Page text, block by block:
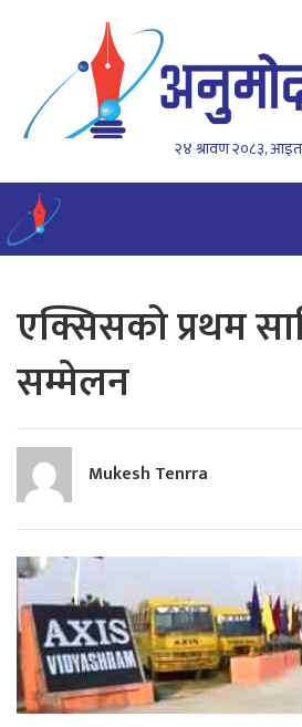
२४ श्रावण २०८३,
एक्सिसको प्रथम
सम्मेलन
Mukesh Tenrra